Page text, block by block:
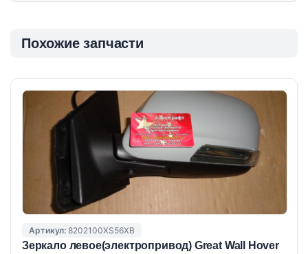
Похожие запчасти
Артикул: 8202100XS56XB
Зеркало левое(электропривод) Great Wall Hover